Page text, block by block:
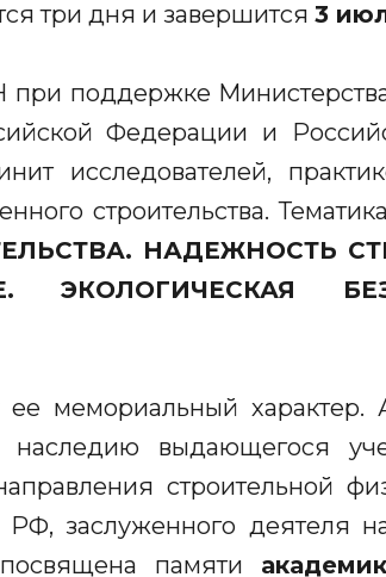
три дня и завершится 3
поддержке Министерства
Федерации и
исследователей,
строительства.
НАДЕЖНОСТЬ
ЭКОЛОГИЧЕСКАЯ
мемориальный характер.
выдающегося
строительной
заслуженного деятеля
памяти